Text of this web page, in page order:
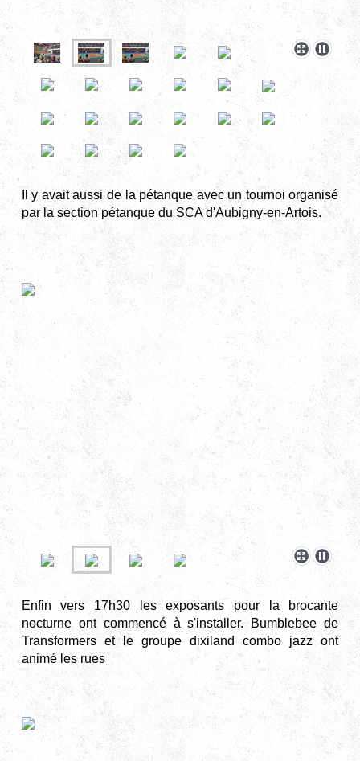
Il y avait aussi de la pétanque avec un tournoi organisé
par la section pétanque du SCA d'Aubigny-en-Artois.
Enfin vers 17h30 les exposants pour la brocante
nocturne ont commencé à s'installer. Bumblebee de
Transformers et le groupe dixiland combo jazz ont
animé les rues